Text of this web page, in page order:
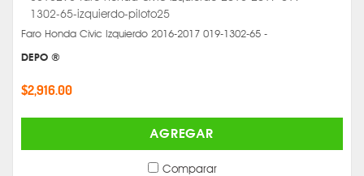
Faro Honda Civic Izquierdo 2016-2017 019-1302-65 -
DEPO ®
$2,916.00
AGREGAR
Comparar